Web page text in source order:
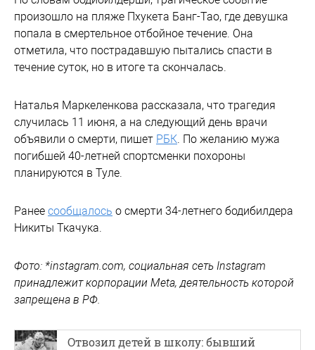
произошло на пляже Пхукета Банг-Тао, где девушка
попала в смертельное отбойное течение. Она
отметила, что пострадавшую пытались спасти в
течение суток, но в итоге та скончалась.
Наталья Маркеленкова рассказала, что трагедия
случилась 11 июня, а на следующий день врачи
объявили о смерти, пишет РБК . По желанию мужа
погибшей 40-летней спортсменки похороны
планируются в Туле.
Ранее сообщалось о смерти 34-летнего бодибилдера
Никиты Ткачука.
Фото: *instagram.com, социальная сеть Instagram
принадлежит корпорации Meta, деятельность которой
запрещена в РФ.
Отвозил детей в школу: бывший